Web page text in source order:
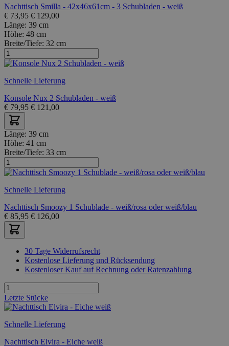
Nachttisch Smilla - 42x46x61cm - 3 Schubladen - weiß
€ 73,95 € 129,00
Länge: 39 cm
Höhe: 48 cm
Breite/Tiefe: 32 cm
Schnelle Lieferung
Konsole Nux 2 Schubladen - weiß
€ 79,95 € 121,00
Länge: 39 cm
Höhe: 41 cm
Breite/Tiefe: 33 cm
Schnelle Lieferung
Nachttisch Smoozy 1 Schublade - weiß/rosa oder weiß/blau
€ 85,95 € 126,00
30 Tage Widerrufsrecht
Kostenlose Lieferung und Rücksendung
Kostenloser Kauf auf Rechnung oder Ratenzahlung
Letzte Stücke
Schnelle Lieferung
Nachttisch Elvira - Eiche weiß